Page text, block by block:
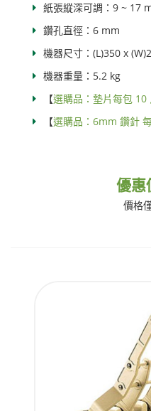
紙張縱深可調：9 ~ 17
鑽孔直徑：6 mm
機器尺寸：(L)350 x
機器重量：5.2 kg
【選購品：墊片每包 10
【選購品：6mm 鑽針
優惠
價格